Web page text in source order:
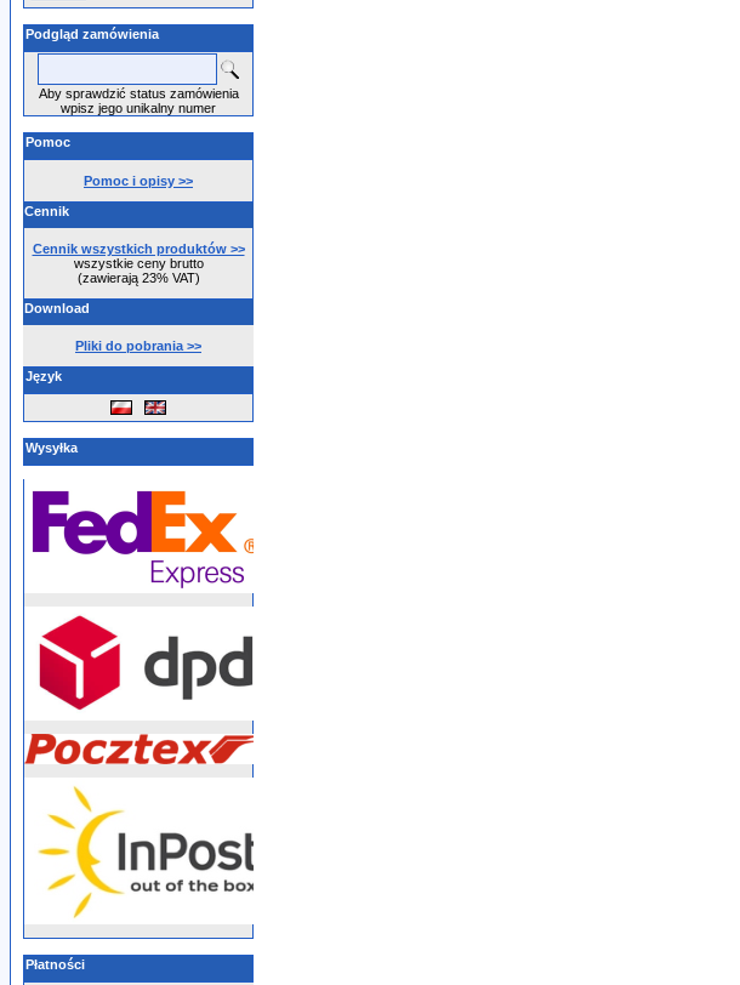
Podgląd zamówienia
Aby sprawdzić status zamówienia
wpisz jego unikalny numer
Pomoc
Pomoc i opisy >>
Cennik
Cennik wszystkich produktów >>
wszystkie ceny brutto
(zawierają 23% VAT)
Download
Pliki do pobrania >>
Język
Wysyłka
Płatności